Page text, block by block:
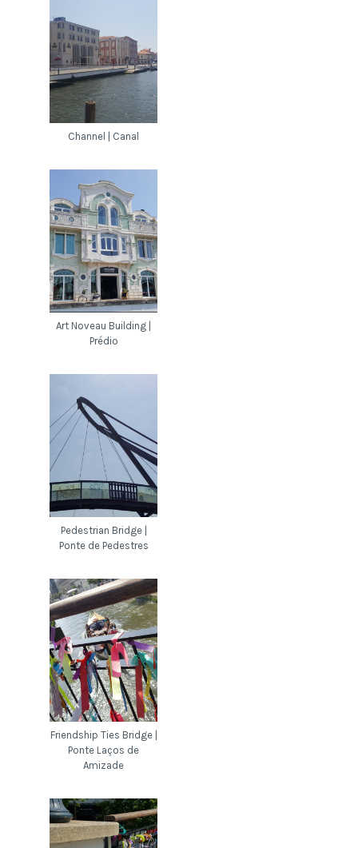
Channel | Canal
Art Noveau Building |
Prédio
Pedestrian Bridge |
Ponte de Pedestres
Friendship Ties Bridge |
Ponte Laços de
Amizade